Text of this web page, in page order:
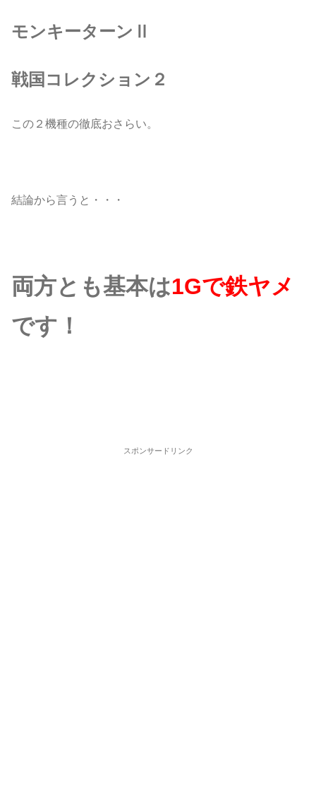
モンキーターンⅡ
戦国コレクション２
この２機種の徹底おさらい。
結論から言うと・・・
両方とも基本は1Gで鉄ヤメ
です！
スポンサードリンク